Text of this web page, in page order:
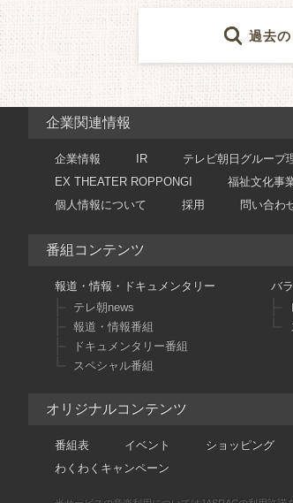
過去
企業関連情報
企業情報 IR テレビ朝日グループ
EX THEATER ROPPONGI
福祉文化事
個人情報について
採用 問い合わ
番組コンテンツ
報道・情報・ドキュメンタリー
テレ朝news
報道・情報番組
ドキュメンタリー番組
スペシャル番組
バ
オリジナルコンテンツ
番組表 イベント ショッピング
わくわくキャンペーン